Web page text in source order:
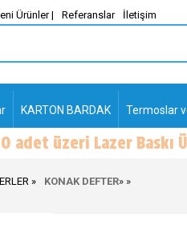
Ürünler | Referanslar İletişim
KARTON BARDAK Termoslar
PLASTİK TÜKENMEZ
-
» »
KONAK DEFTER